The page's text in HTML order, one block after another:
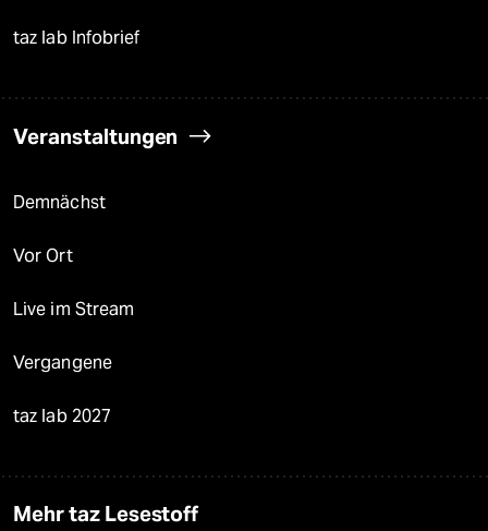
taz lab Infobrief
Veranstaltungen
Demnächst
Vor Ort
Live im Stream
Vergangene
taz lab 2027
Mehr taz Lesestoff